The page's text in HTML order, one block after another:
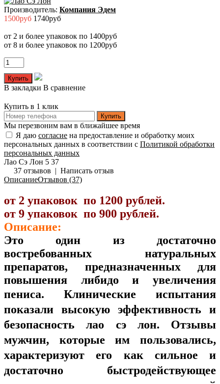
Производитель: Компания Эдем
1500руб 1740руб
от 2 и более упаковок по 1400руб
от 8 и более упаковок по 1200руб
В закладки В сравнение
Купить в 1 клик
Купить
Мы перезвоним вам в ближайшее время
Я даю согласие на предоставление и обработку моих
персональных данных в соответствии с Политикой обработки
персональных данных
Лао Сэ Лон 5 37
37 отзывов | Написать отзыв
ОписаниеОтзывов (37)
от 2 упаковок по 1200 рублей.
от 9 упаковок по 900 рублей.
Описание:
Это один из достаточно
востребованных натуральных
препаратов, предназначенных для
повышения либидо и увеличения
пениса. Клинические испытания
показали высокую эффективность и
безопасность лао сэ лон. Отзывы
мужчин, которые им пользовались,
характеризуют его как сильное и
достаточно быстродействующее